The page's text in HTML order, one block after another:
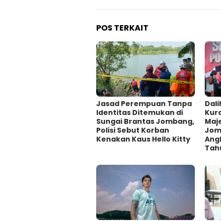
POS TERKAIT
Jasad Perempuan Tanpa
Identitas Ditemukan di
Sungai Brantas Jombang,
Polisi Sebut Korban
Kenakan Kaus Hello Kitty